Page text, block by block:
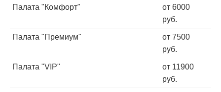
Палата "Комфорт"
от 6000
руб.
Палата "Премиум"
от 7500
руб.
Палата "VIP"
от 11900
руб.